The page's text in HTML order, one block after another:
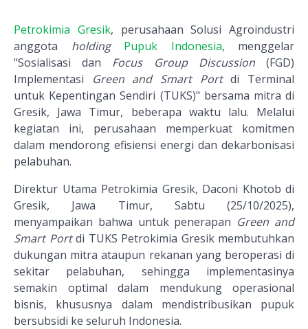
Petrokimia Gresik, perusahaan Solusi Agroindustri
anggota holding Pupuk Indonesia, menggelar
"Sosialisasi dan Focus Group Discussion(FGD)
Implementasi
Green and Smart Portdi Terminal
untuk Kepentingan Sendiri (TUKS)" bersama mitra di
Gresik, Jawa Timur, beberapa waktu lalu. Melalui
kegiatan ini, perusahaan memperkuat komitmen
dalam mendorong efisiensi energi dan dekarbonisasi
pelabuhan.
Direktur Utama Petrokimia Gresik, Daconi Khotob di
Gresik, Jawa Timur, Sabtu (25/10/2025),
menyampaikan bahwa untuk penerapan Green and
Smart Portdi TUKS Petrokimia Gresik membutuhkan
dukungan mitra ataupun rekanan yang beroperasi di
sekitar pelabuhan, sehingga implementasinya
semakin optimal dalam mendukung operasional
bisnis, khususnya dalam mendistribusikan pupuk
bersubsidi ke seluruh Indonesia.